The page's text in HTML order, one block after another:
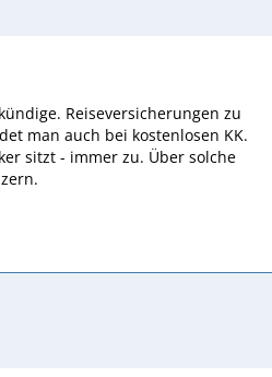
Reiseversicherungen zu
man auch bei kostenlosen KK.
sitzt - immer zu. Über solche